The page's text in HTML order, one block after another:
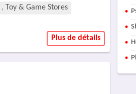
, Toy & Game Stores
Plus de détails